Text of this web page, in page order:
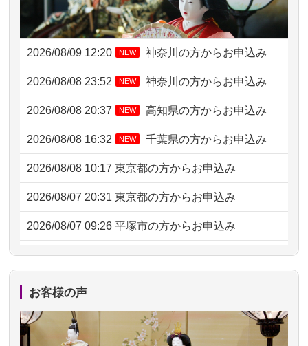
2026/08/09 12:20 NEW 神奈川の方からお申込み
2026/08/08 23:52 NEW 神奈川の方からお申込み
2026/08/08 20:37 NEW 高知県の方からお申込み
2026/08/08 16:32 NEW 千葉県の方からお申込み
2026/08/08 10:17 東京都の方からお申込み
2026/08/07 20:31 東京都の方からお申込み
2026/08/07 09:26 平塚市の方からお申込み
2026/08/06 21:28 埼玉県の方からお申込み
2026/08/06 17:56
2026/08/06 10:06 茨城県の方からお申込み
2026/08/06 09:17 三重県の方からお申込み
お客様の声